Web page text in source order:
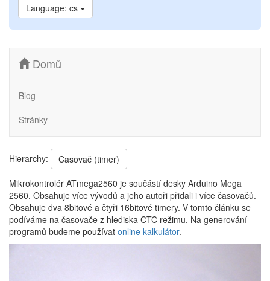
Language: cs
Domů
Blog
Stránky
Hierarchy:
Časovač (timer)
Mikrokontrolér ATmega2560 je součástí desky Arduino Mega
2560. Obsahuje více vývodů a jeho autoři přidali i více časovačů.
Obsahuje dva 8bitové a čtyři 16bitové timery. V tomto článku se
podíváme na časovače z hlediska CTC režimu. Na generování
programů budeme používat online kalkulátor.